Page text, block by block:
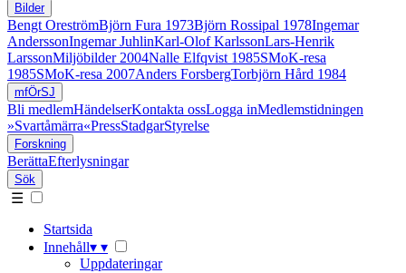
Bilder
Bengt OreströmBjörn Fura 1973Björn Rossipal 1978Ingemar
AnderssonIngemar JuhlinKarl-Olof KarlssonLars-Henrik
LarssonMiljöbilder 2004Nalle Elfqvist 1985SMoK-resa
1985SMoK-resa 2007Anders ForsbergTorbjörn Hård 1984
mfÖrSJ
Bli medlemHändelserKontakta ossLogga inMedlemstidningen
»Svartåmärra«PressStadgarStyrelse
Forskning
BerättaEfterlysningar
Sök
☰
Startsida
Innehåll▾ ▾
Uppdateringar